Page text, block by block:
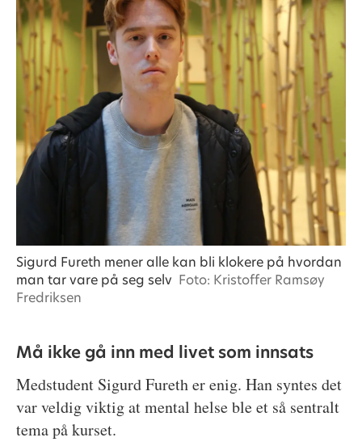
Sigurd Fureth mener alle kan bli klokere på hvordan
man tar vare på seg selv Foto: Kristoffer Ramsøy
Fredriksen
Må ikke gå inn med livet som innsats
Medstudent Sigurd Fureth er enig. Han syntes det
var veldig viktig at mental helse ble et så sentralt
tema på kurset.